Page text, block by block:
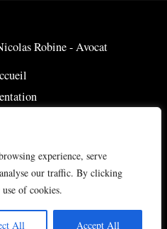
experience, serve
our traffic. By clicking
of cookies.
All Accept All
Robine - Avocat